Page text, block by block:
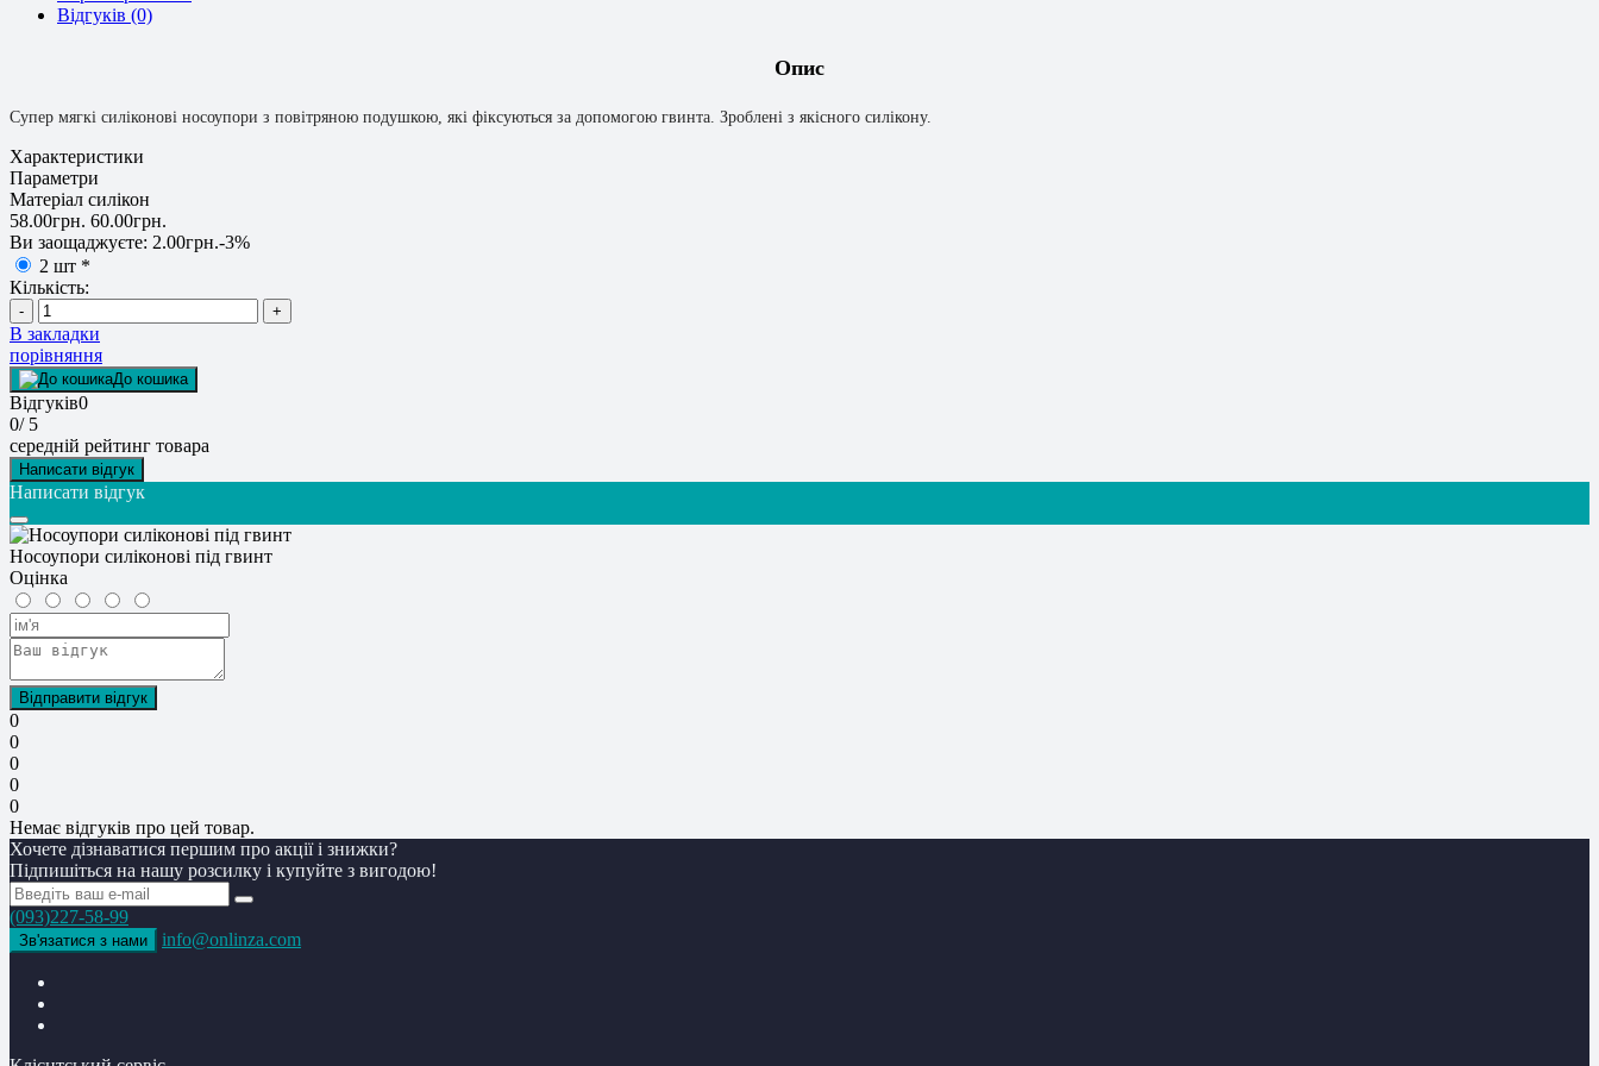
Відгуків (0)
Опис
Супер мягкі силіконові носоупори з повітряною подушкою, які фіксуються за допомогою гвинта. Зроблені з якісного силікону.
Характеристики
Параметри
Матеріал силікон
58.00грн. 60.00грн.
Ви заощаджуєте: 2.00грн.-3%
2 шт *
Кількість:
- +
В закладки
порівняння
До кошика
Відгуків0
0/ 5
середній рейтинг товара
Написати відгук
Написати відгук
Носоупори силіконові під гвинт
Оцінка
Відправити відгук
0
0
0
0
0
Немає відгуків про цей товар.
Хочете дізнаватися першим про акції і знижки?
Підпишіться на нашу розсилку і купуйте з вигодою!
(093)227-58-99
Зв'язатися з нами info@onlinza.com